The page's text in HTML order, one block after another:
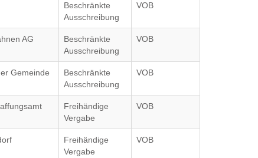
Beschränkte
Ausschreibung
VOB
AG
Beschränkte
Ausschreibung
VOB
Gemeinde
Beschränkte
Ausschreibung
VOB
Freihändige
Vergabe
VOB
Freihändige
Vergabe
VOB